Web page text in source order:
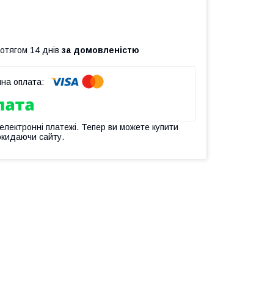
14 днів за домовленістю
платежі. Тепер ви можете купити
сайту.